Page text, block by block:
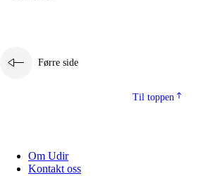
Førre side
Til toppen
Om Udir
Kontakt oss